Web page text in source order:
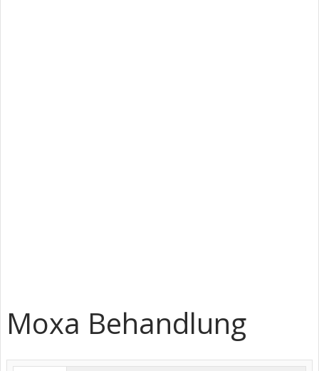
Moxa Behandlung